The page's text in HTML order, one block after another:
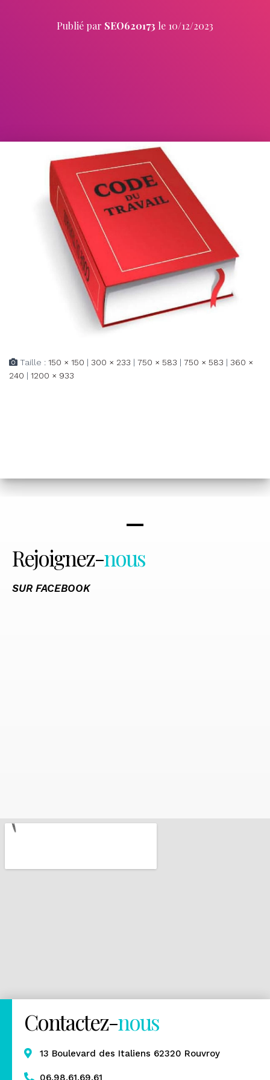
Publié par SEO620173 le 10/12/2023
Taille : 150 × 150 | 300 × 233 | 750 × 583 | 750 × 583 | 360 ×
240 | 1200 × 933
Rejoignez-nous
SUR FACEBOOK
Contactez-nous
13 Boulevard des Italiens 62320 Rouvroy
06.98.61.69.61